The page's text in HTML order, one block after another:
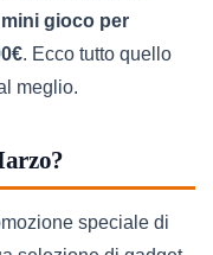
mini gioco per
. Ecco tutto quello
meglio.
speciale di